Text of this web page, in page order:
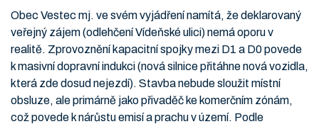
Obec Vestec mj. ve svém vyjádření namítá, že deklarovaný
veřejný zájem (odlehčení Vídeňské ulici) nemá oporu v
realitě. Zprovoznění kapacitní spojky mezi D1 a D0 povede
k masivní dopravní indukci (nová silnice přitáhne nová vozidla,
která zde dosud nejezdí). Stavba nebude sloužit místní
obsluze, ale primárně jako přivaděč ke komerčním zónám,
což povede k nárůstu emisí a prachu v území. Podle